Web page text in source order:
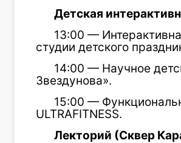
Детская
13:00 —
студии детского
14:00 — Научное
Звездунова».
15:00 —
ULTRAFITNESS.
Лекторий (Сквер